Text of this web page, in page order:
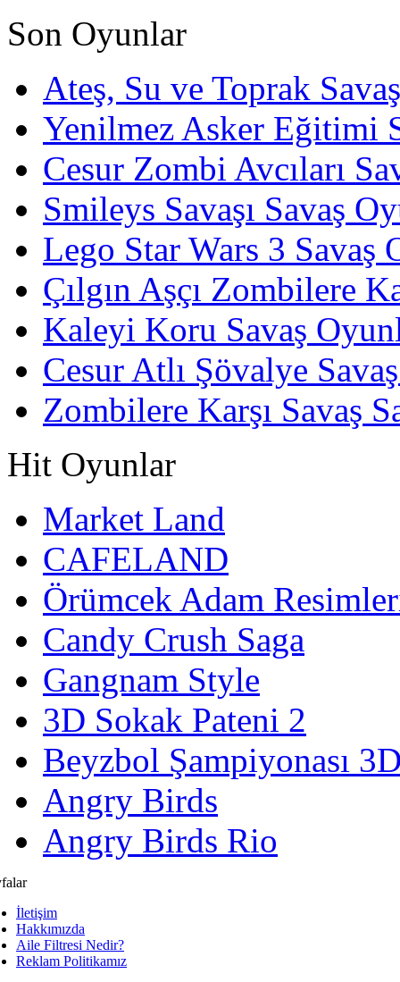
Son Oyunlar
Ateş, Su ve Toprak
Yenilmez Asker Eğitimi
Cesur Zombi Avcıları
Smileys Savaşı Savaş
Lego Star Wars 3 Savaş
Çılgın Aşçı Zombilere
Kaleyi Koru Savaş
Cesur Atlı Şövalye
Zombilere Karşı Savaş
Hit Oyunlar
Market Land
CAFELAND
Örümcek Adam
Candy Crush Saga
Gangnam Style
3D Sokak Pateni 2
Beyzbol Şampiyonası
Angry Birds
Angry Birds Rio
İletişim
Hakkımızda
Aile Filtresi Nedir?
Reklam Politikamız